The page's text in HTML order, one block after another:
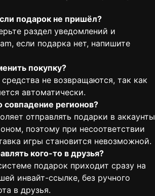
подарок не пришёл?
раздел уведомлений и
если подарка нет, напишите
покупку?
не возвращаются, так как
автоматически.
регионов?
отправлять подарки в аккаунты
поэтому при несоответствии
игры становится невозможной.
кого-то в друзья?
подарок приходит сразу на
инвайт-ссылке, без ручного
в друзья.